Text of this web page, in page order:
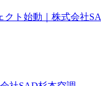
クト始動｜株式会社